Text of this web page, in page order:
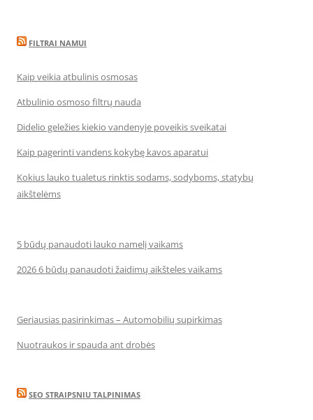
FILTRAI NAMUI
Kaip veikia atbulinis osmosas
Atbulinio osmoso filtrų nauda
Didelio geležies kiekio vandenyje poveikis sveikatai
Kaip pagerinti vandens kokybę kavos aparatui
Kokius lauko tualetus rinktis sodams, sodyboms, statybų
aikštelėms
5 būdų panaudoti lauko namelį vaikams
2026 6 būdų panaudoti žaidimų aikšteles vaikams
Geriausias pasirinkimas – Automobilių supirkimas
Nuotraukos ir spauda ant drobės
SEO STRAIPSNIU TALPINIMAS